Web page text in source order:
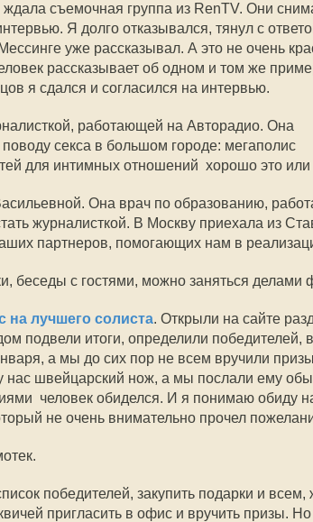
съемочная группа из RenTV. Они
Я долго отказывался, тянул с
уже рассказывал. А это не очень
рассказывает об одном и том же
я сдался и согласился на интервью.
работающей на Авторадио. Она
секса в большом городе: мегаполис
для интимных отношений  хорошо это
Она врач по образованию,
журналисткой. В Москву приехала из
партнеров, помогающих нам в
беседы с гостями, можно заняться делами
на лучшего солиста. Открыли на сайте
подвели итоги, определили победителей,
а мы до сих пор не всем вручили
нас швейцарский нож, а мы послали ему
 человек обиделся. И я понимаю обиду
не очень внимательно прочел
победителей, закупить подарки и
пригласить в офис и вручить призы.